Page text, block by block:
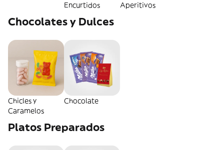
Encurtidos
Aperitivos
Chocolates y Dulces
Chicles y
Caramelos
Chocolate
Platos Preparados